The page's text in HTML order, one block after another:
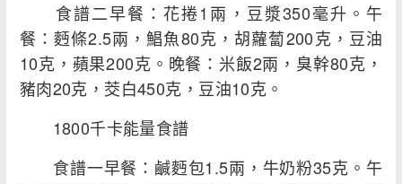
食譜二早餐：花捲1兩，豆漿350毫升。午
餐：麪條2.5兩，鯧魚80克，胡蘿蔔200克，豆油
10克，蘋果200克。晚餐：米飯2兩，臭幹80克，
豬肉20克，茭白450克，豆油10克。
1800千卡能量食譜
食譜一早餐：鹹麪包1.5兩，牛奶粉35克。午